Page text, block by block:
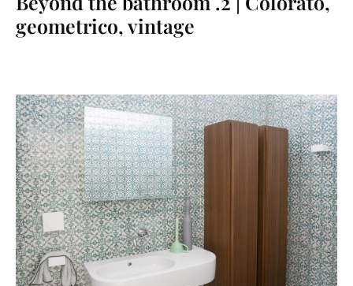
geometrico, vintage